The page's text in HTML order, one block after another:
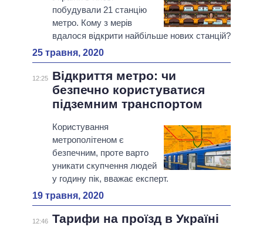
побудували 21 станцію
метро. Кому з мерів
вдалося відкрити найбільше нових станцій?
25 травня, 2020
12:25
Відкриття метро: чи
безпечно користуватися
підземним транспортом
Користування
метрополітеном є
безпечним, проте варто
уникати скупчення людей
у годину пік, вважає експерт.
19 травня, 2020
12:46 Тарифи на проїзд в Україні